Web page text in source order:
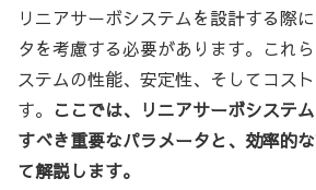
リニアサーボシステムを設計する際
タを考慮する必要があります。これ
ステムの性能、安定性、そしてコス
す。 ここでは、リニアサーボシステ
すべき重要なパラメータと、効率的
て解説します。